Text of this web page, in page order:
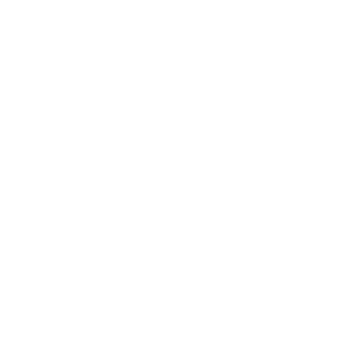
novedades del mercado de La Liga